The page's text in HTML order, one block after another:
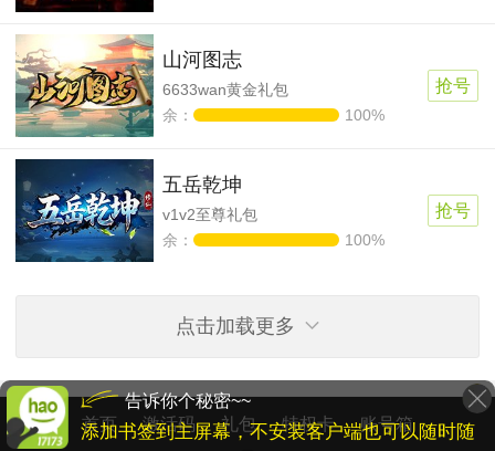
山河图志
6633wan黄金礼包
余：
100%
抢号
五岳乾坤
v1v2至尊礼包
余：
100%
抢号
点击加载更多
首页 激活码 礼包 特权卡 账号箱
告诉你个秘密~~
添加书签到主屏幕，不安装客户端也可以随时随